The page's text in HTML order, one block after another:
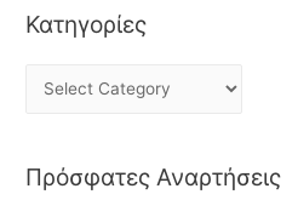
Κατηγορίες
Πρόσφατες Αναρτήσεις